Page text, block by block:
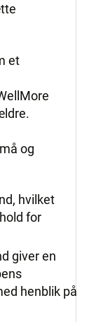
et
og
hvilket
for
giver en
henblik på